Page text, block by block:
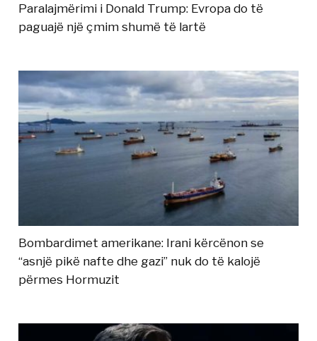
Paralajmërimi i Donald Trump: Evropa do të
paguajë një çmim shumë të lartë
Bombardimet amerikane: Irani kërcënon se
“asnjë pikë nafte dhe gazi” nuk do të kalojë
përmes Hormuzit